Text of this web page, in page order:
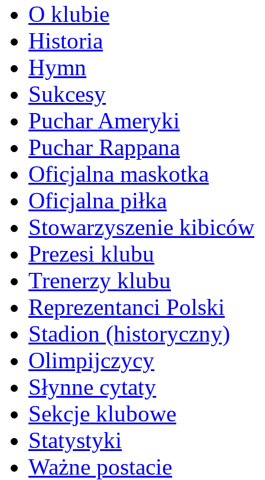
O klubie
Historia
Hymn
Sukcesy
Puchar Ameryki
Puchar Rappana
Oficjalna maskotka
Oficjalna piłka
Stowarzyszenie kibiców
Prezesi klubu
Trenerzy klubu
Reprezentanci Polski
Stadion (historyczny)
Olimpijczycy
Słynne cytaty
Sekcje klubowe
Statystyki
Ważne postacie